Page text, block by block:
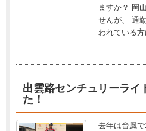
ますか？ 岡
せんが、 通
われている
出雲路センチュリーライ
た！
去年は台風